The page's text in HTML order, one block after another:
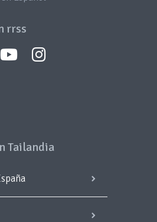
rrss
Tailandia